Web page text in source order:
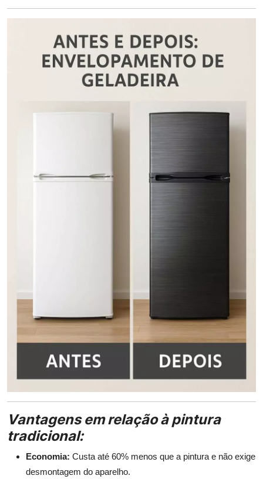
Vantagens em relação à pintura
tradicional:
Economia: Custa até 60% menos que a pintura e não exige
desmontagem do aparelho.